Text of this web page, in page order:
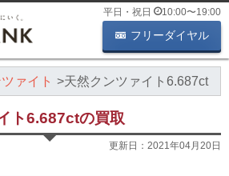
平日・祝日 10:00〜19:00
フリーダイヤル
ァイト 天然クンツァイト6.687ct
ト6.687ctの買取
更新日： 2021年04月20日